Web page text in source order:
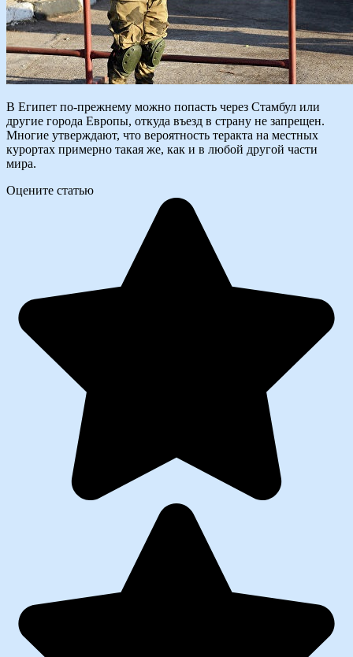
В Египет по-прежнему можно попасть через Стамбул или
другие города Европы, откуда въезд в страну не запрещен.
Многие утверждают, что вероятность теракта на местных
курортах примерно такая же, как и в любой другой части
мира.
Оцените статью